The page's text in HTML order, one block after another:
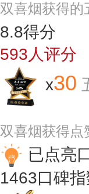
双喜烟获得的
8.8得分
593人评分
x30
双喜烟获得点
已点亮
1463口碑